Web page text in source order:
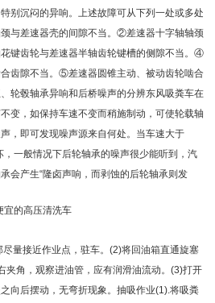
别沉闷的异响。上述故障可从下列一处或多处
与差速器壳的间隙不当。②差速器十字轴轴颈
键齿轮与差速器半轴齿轮键槽的侧隙不当。④
齿隙不当。⑤差速器圆锥主动、被动齿轮啮合
轮毂轴承异响和后桥噪声的分辨东风吸粪车在
变，如保持车速不变而稍施制动，可使轮载轴
，即可发现噪声源来自何处。当车速大于
一般情况下后轮轴承的噪声很少能听到，汽
会产生“隆卤声响，而剥蚀的后轮轴承则发
量接近作业点，驻车。(2)将回油箱直通旋塞
夹角，观察进油管，应有润滑油流动。(3)打开
向后摆动，无弯折现象。抽吸作业(1).将吸粪